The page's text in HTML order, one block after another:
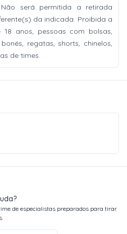
será permitida a retirada
da indicada. Proibida a
anos, pessoas com bolsas,
regatas, shorts, chinelos,
de times.
de especialistas preparados para tirar